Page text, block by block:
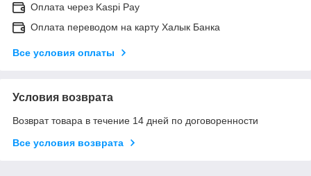
Оплата через Kaspi Pay
Оплата переводом на карту Халык Банка
Все условия оплаты
Условия возврата
Возврат товара в течение 14 дней по договоренности
Все условия возврата